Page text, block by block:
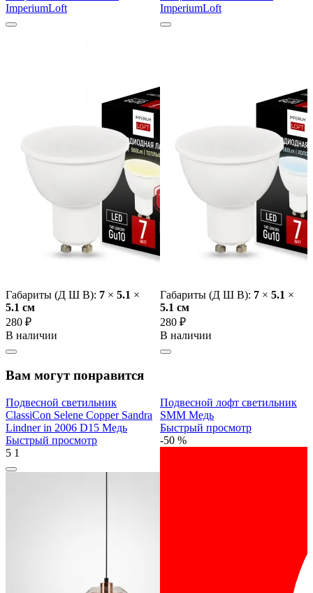
ImperiumLoft
Габариты (Д Ш В): 7 × 5.1 ×
5.1 cм
280 ₽
В наличии
ImperiumLoft
Габариты (Д Ш В): 7 × 5.1 ×
5.1 cм
280 ₽
В наличии
Вам могут понравится
Подвесной светильник
ClassiCon Selene Сopper Sandra
Lindner in 2006 D15 Медь
Быстрый просмотр
5 1
Подвесной лофт светильник
SMМ Медь
Быстрый просмотр
-50 %